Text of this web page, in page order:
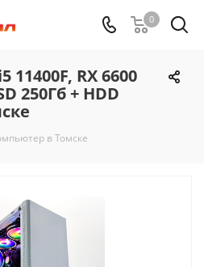
0
RX 6600
250Гб + HDD
в Томске